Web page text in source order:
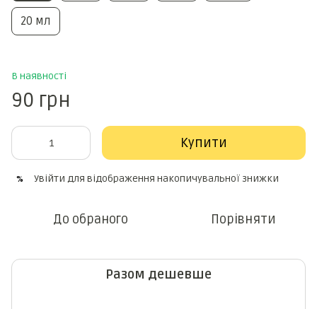
20 мл
В наявності
90 грн
Купити
% Увійти для відображення накопичувальної знижки
До обраного Порівняти
Разом дешевше